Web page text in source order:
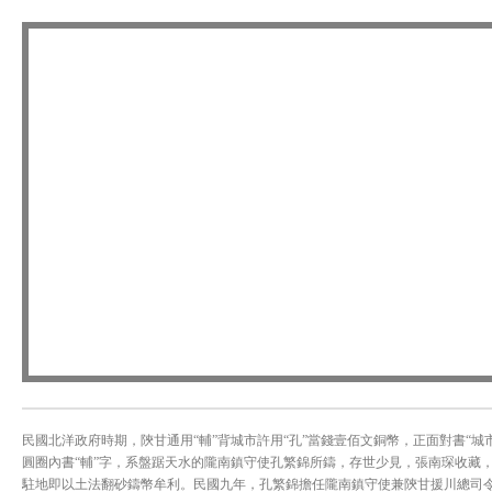
民國北洋政府時期，陝甘通用“輔”背城市許用“孔”當錢壹佰文銅幣，正面對書“
圓圈內書“輔”字，系盤踞天水的隴南鎮守使孔繁錦所鑄，存世少見，張南琛收
駐地即以土法翻砂鑄幣牟利。民國九年，孔繁錦擔任隴南鎮守使兼陝甘援川總